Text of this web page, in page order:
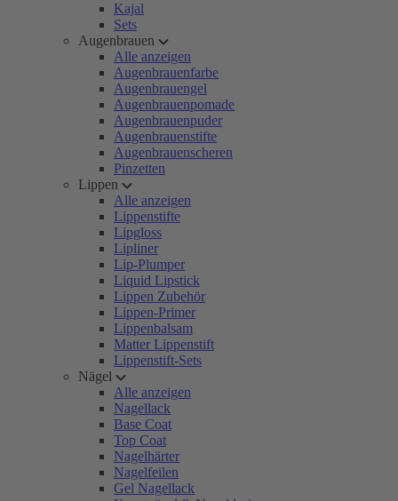
Kajal
Sets
Augenbrauen
Alle anzeigen
Augenbrauenfarbe
Augenbrauengel
Augenbrauenpomade
Augenbrauenpuder
Augenbrauenstifte
Augenbrauenscheren
Pinzetten
Lippen
Alle anzeigen
Lippenstifte
Lipgloss
Lipliner
Lip-Plumper
Liquid Lipstick
Lippen Zubehör
Lippen-Primer
Lippenbalsam
Matter Lippenstift
Lippenstift-Sets
Nägel
Alle anzeigen
Nagellack
Base Coat
Top Coat
Nagelhärter
Nagelfeilen
Gel Nagellack